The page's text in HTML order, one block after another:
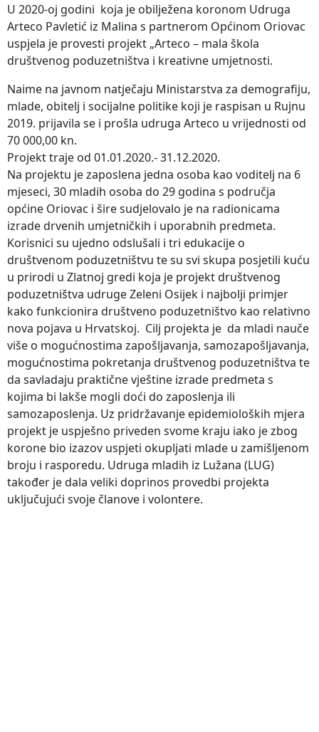
U 2020-oj godini koja je obilježena koronom Udruga
Arteco Pavletić iz Malina s partnerom Općinom Oriovac
uspjela je provesti projekt „Arteco – mala škola
društvenog poduzetništva i kreativne umjetnosti.
Naime na javnom natječaju Ministarstva za demografiju,
mlade, obitelj i socijalne politike koji je raspisan u Rujnu
2019. prijavila se i prošla udruga Arteco u vrijednosti od
70 000,00 kn.
Projekt traje od 01.01.2020.- 31.12.2020.
Na projektu je zaposlena jedna osoba kao voditelj na 6
mjeseci, 30 mladih osoba do 29 godina s područja
općine Oriovac i šire sudjelovalo je na radionicama
izrade drvenih umjetničkih i uporabnih predmeta.
Korisnici su ujedno odslušali i tri edukacije o
društvenom poduzetništvu te su svi skupa posjetili kuću
u prirodi u Zlatnoj gredi koja je projekt društvenog
poduzetništva udruge Zeleni Osijek i najbolji primjer
kako funkcionira društveno poduzetništvo kao relativno
nova pojava u Hrvatskoj. Cilj projekta je da mladi nauče
više o mogućnostima zapošljavanja, samozapošljavanja,
mogućnostima pokretanja društvenog poduzetništva te
da savladaju praktične vještine izrade predmeta s
kojima bi lakše mogli doći do zaposlenja ili
samozaposlenja. Uz pridržavanje epidemioloških mjera
projekt je uspješno priveden svome kraju iako je zbog
korone bio izazov uspjeti okupljati mlade u zamišljenom
broju i rasporedu. Udruga mladih iz Lužana (LUG)
također je dala veliki doprinos provedbi projekta
uključujući svoje članove i volontere.